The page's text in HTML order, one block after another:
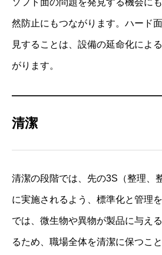
然防止にもつながります。ハード
見することは、設備の延命化によ
がります。
清潔
清潔の段階では、先の3S（整理、
に実施されるよう、標準化と管理
では、微生物や異物が製品に与え
るため、職場全体を清潔に保つこ